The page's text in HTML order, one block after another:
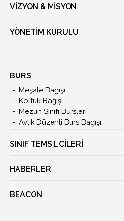
VIZYON & MISYON
YÖNETIM KURULU
BURS
Meşale Bağışı
Koltuk Bağışı
Mezun Sınıfı Bursları
Aylık Düzenli Burs Bağışı
SINIF TEMSİLCİLERİ
HABERLER
BEACON